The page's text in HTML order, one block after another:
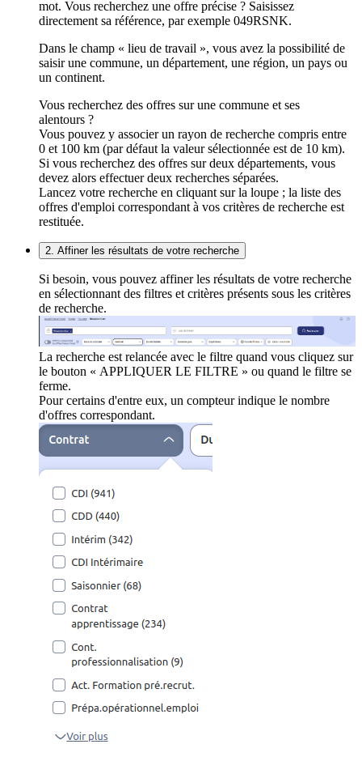
mot. Vous recherchez une offre précise ? Saisissez
directement sa référence, par exemple 049RSNK.
Dans le champ « lieu de travail », vous avez la possibilité de
saisir une commune, un département, une région, un pays ou
un continent.
Vous recherchez des offres sur une commune et ses
alentours ?
Vous pouvez y associer un rayon de recherche compris entre
0 et 100 km (par défaut la valeur sélectionnée est de 10 km).
Si vous recherchez des offres sur deux départements, vous
devez alors effectuer deux recherches séparées.
Lancez votre recherche en cliquant sur la loupe ; la liste des
offres d'emploi correspondant à vos critères de recherche est
restituée.
2. Affiner les résultats de votre recherche
Si besoin, vous pouvez affiner les résultats de votre recherche
en sélectionnant des filtres et critères présents sous les critères
de recherche.
La recherche est relancée avec le filtre quand vous cliquez sur
le bouton « APPLIQUER LE FILTRE » ou quand le filtre se
ferme.
Pour certains d'entre eux, un compteur indique le nombre
d'offres correspondant.